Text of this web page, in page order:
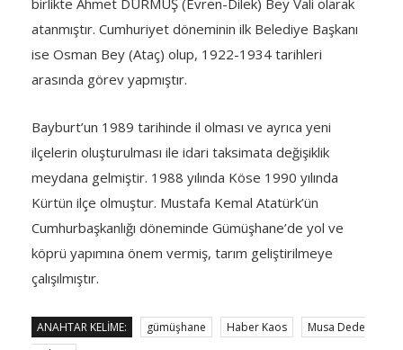
atanmıştır. Cumhuriyet döneminin ilk Belediye Başkanı
ise Osman Bey (Ataç) olup, 1922-1934 tarihleri
arasında görev yapmıştır.
Bayburt’un 1989 tarihinde il olması ve ayrıca yeni
ilçelerin oluşturulması ile idari taksimata değişiklik
meydana gelmiştir. 1988 yılında Köse 1990 yılında
Kürtün ilçe olmuştur. Mustafa Kemal Atatürk’ün
Cumhurbaşkanlığı döneminde Gümüşhane’de yol ve
köprü yapımına önem vermiş, tarım geliştirilmeye
çalışılmıştır.
ANAHTAR KELIME: gümüşhane Haber Kaos
Musa Dede